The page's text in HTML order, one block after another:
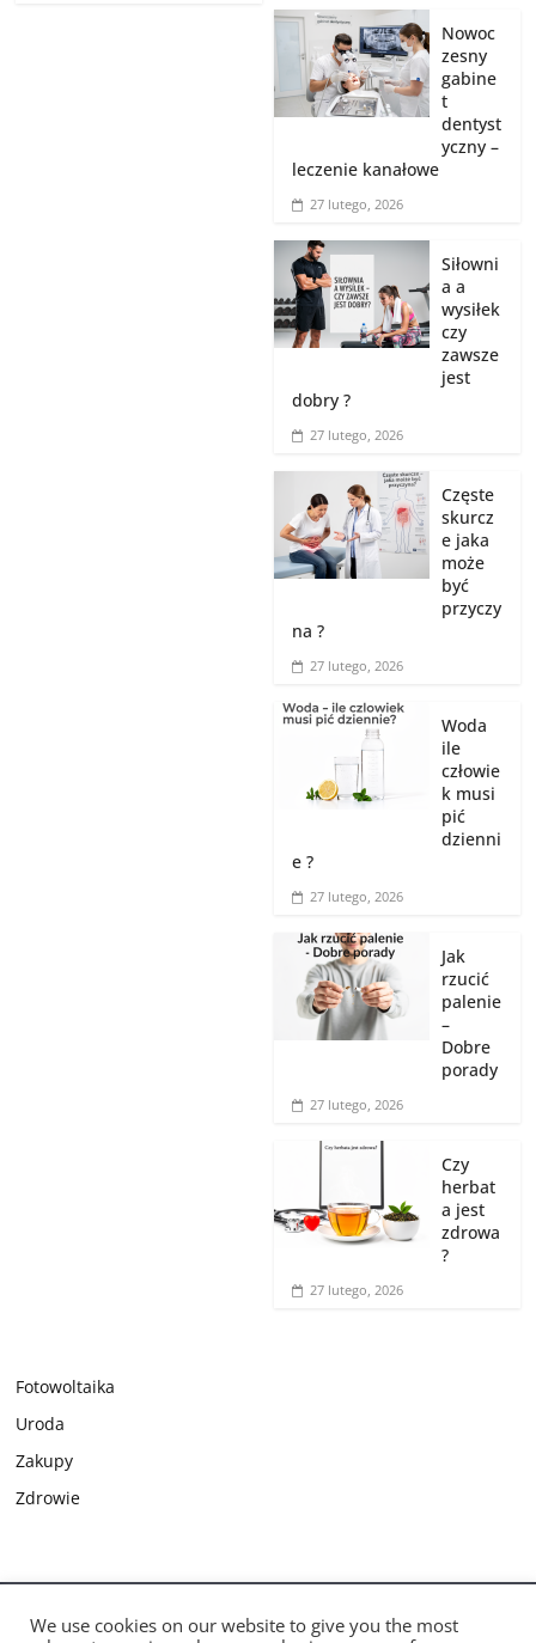
Nowoc
zesny
gabine
t
dentyst
yczny –
leczenie kanałowe
27 lutego, 2026
Siłowni
a a
wysiłek
czy
zawsze
jest
dobry ?
27 lutego, 2026
Częste
skurcz
e jaka
może
być
przyczy
na ?
27 lutego, 2026
Woda
ile
człowie
k musi
pić
dzienni
e ?
27 lutego, 2026
Jak
rzucić
palenie
–
Dobre
porady
27 lutego, 2026
Czy
herbat
a jest
zdrowa
?
27 lutego, 2026
Fotowoltaika
Uroda
Zakupy
Zdrowie
Prawa autorskie © 2026 Zdrowie – Zadbaj o zdrowie i wygląd
We use cookies on our website to give you the most